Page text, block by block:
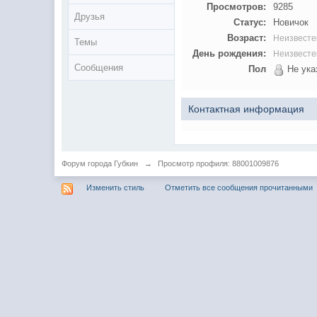
Друзья
Темы
Сообщения
Просмотров:
9285
Статус:
Новичок
Возраст:
День рождения:
Пол Не
Контактная информация
Форум города Губкин → Просмотр профиля: 88001009876
Изменить стиль Отметить все сообщения прочитанными